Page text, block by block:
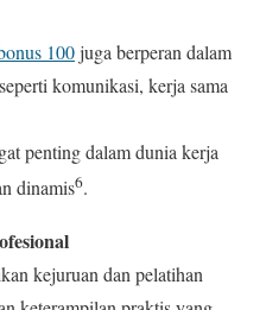
100juga berperan dalam
komunikasi, kerja sama
penting dalam dunia kerja
dinamis6.
kejuruan dan pelatihan